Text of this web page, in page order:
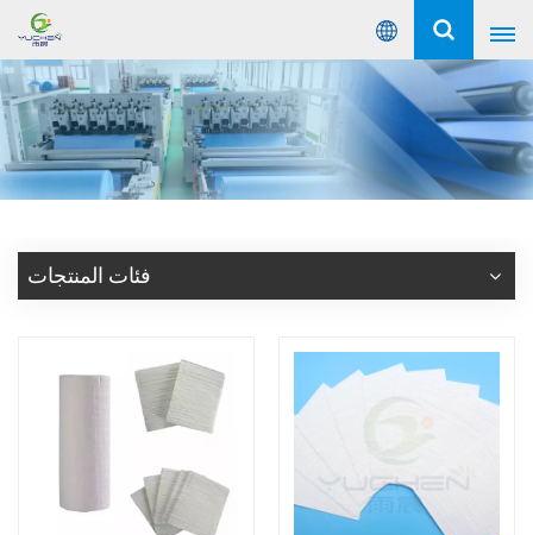
عربي
English
Русский
Español
فئات المنتجات